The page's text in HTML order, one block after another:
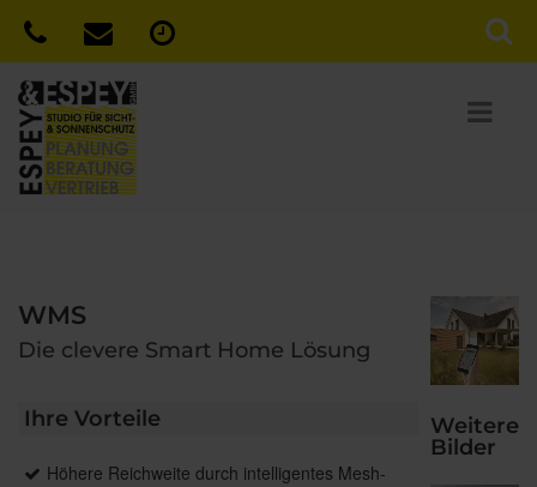
WMS
Die clevere Smart Home Lösung
Ihre Vorteile
Höhere Reichweite durch intelligentes Mesh-
Weitere
Bilder